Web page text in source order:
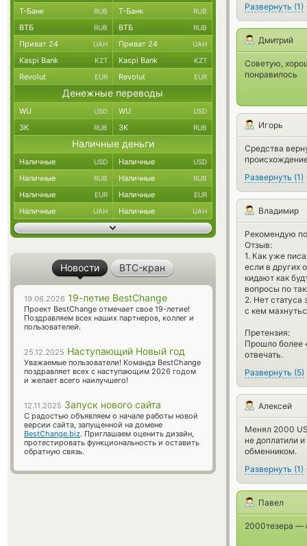
Развернуть (1)
Дмитрий
Советую,
понравилось
Игорь
Средства
Развернуть (1)
Владимир
Рекомендую
Отзыв:
1. Как уже
если в других
кидают как
вопросы по
2. Нет
с кем
Претензия:
Прошло более
отвечать.
Развернуть (5)
Алексей
Менял 2000
не доплатили
обменником.
Развернуть (1)
Павел
2000тезера —
Т-Банк RUB Т-Банк RUB
ВТБ RUB ВТБ RUB
Приват 24 UAH Приват 24 UAH
Kaspi Bank KZT Kaspi Bank KZT
Revolut EUR Revolut EUR
Денежные переводы
WU USD WU USD
ЗК RUB ЗК RUB
Наличные деньги
Наличные USD Наличные USD
Наличные RUB Наличные RUB
Наличные EUR Наличные EUR
Наличные UAH Наличные UAH
Новости BTC-кран
19.06.2026 19-летие BestChange
Проект BestChange отмечает свое 19-летие!
Поздравляем всех наших партнеров, коллег и
пользователей.
25.12.2025 Наступающий Новый год
Уважаемые пользователи! Команда BestChange
поздравляет всех с наступающим 2026 годом
и желает всего наилучшего!
12.11.2025 Запуск нового сайта
С радостью объявляем о начале работы новой
версии сайта, запущенной на домене
BestChange.biz. Приглашаем оценить дизайн,
протестировать функциональность и оставить
обратную связь.